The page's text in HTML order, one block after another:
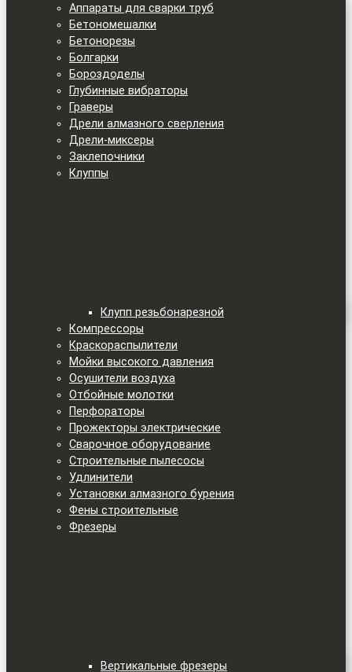
Аппараты для сварки труб
Бетономешалки
Бетонорезы
Болгарки
Бороздоделы
Глубинные вибраторы
Граверы
Дрели алмазного сверления
Дрели-миксеры
Заклепочники
Клуппы
Клупп резьбонарезной
Компрессоры
Краскораспылители
Мойки высокого давления
Осушители воздуха
Отбойные молотки
Перфораторы
Прожекторы электрические
Сварочное оборудование
Строительные пылесосы
Удлинители
Установки алмазного бурения
Фены строительные
Фрезеры
Вертикальные фрезеры